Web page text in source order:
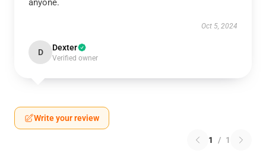
anyone.
Oct 5, 2024
D Dexter
Verified owner
Write your review
1 / 1